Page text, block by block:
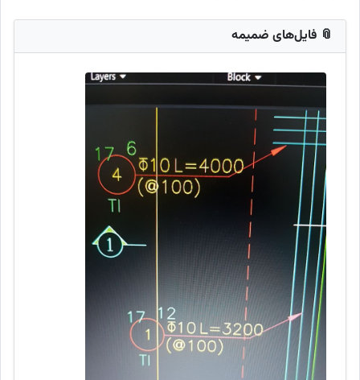
📎 فایل‌های ضمیمه